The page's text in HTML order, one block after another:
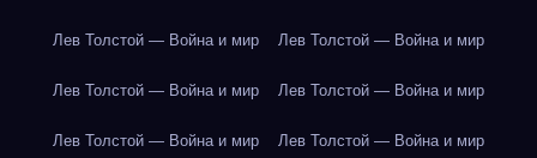
Лев Толстой — Война и мир Лев Толстой — Война и мир
Лев Толстой — Война и мир Лев Толстой — Война и мир
Лев Толстой — Война и мир Лев Толстой — Война и мир